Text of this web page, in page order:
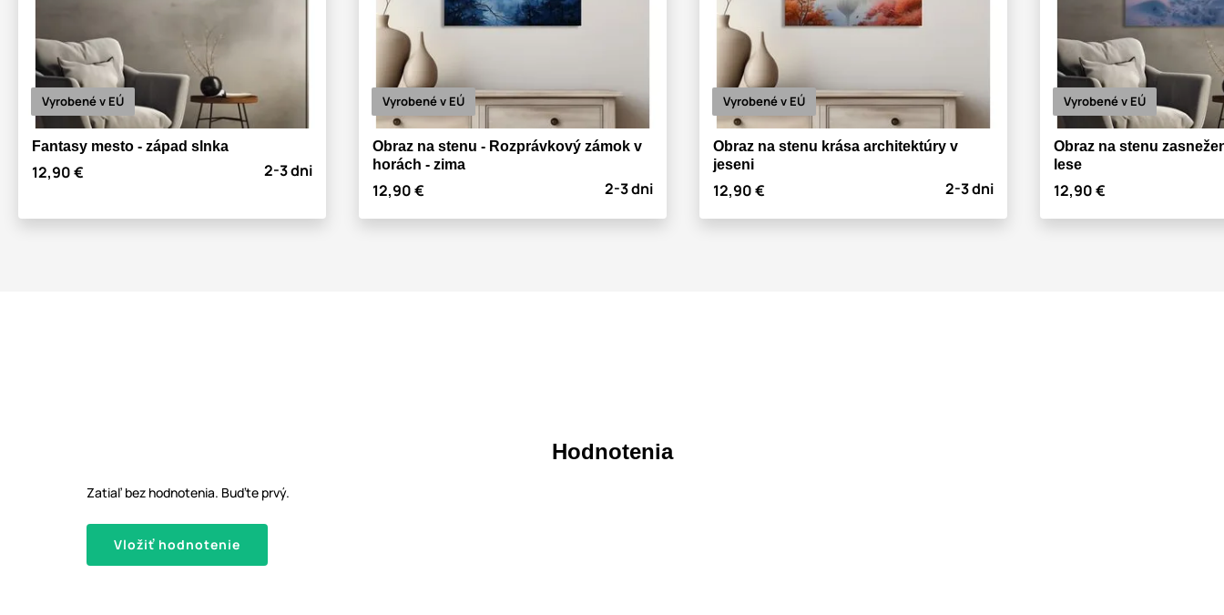
Vyrobené v EÚ
Fantasy mesto - západ slnka
12,90 € 2-3 dni
Vyrobené v EÚ
Obraz na stenu - Rozprávkový zámok v
horách - zima
12,90 € 2-3 dni
Vyrobené v EÚ
Obraz na stenu krása architektúry v
jeseni
12,90 € 2-3 dni
Vyrobené v EÚ
Obraz na stenu
lese
12,90 €
Hodnotenia
Zatiaľ bez hodnotenia. Buďte prvý.
Vložiť hodnotenie